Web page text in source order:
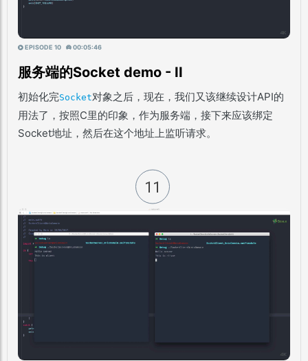
EPISODE 10 00:05:46
服务端的Socket demo - II
初始化完Socket对象之后，现在，我们又该继续设计API的
用法了，按照C里的印象，作为服务端，接下来应该绑定
Socket地址，然后在这个地址上监听请求。
11